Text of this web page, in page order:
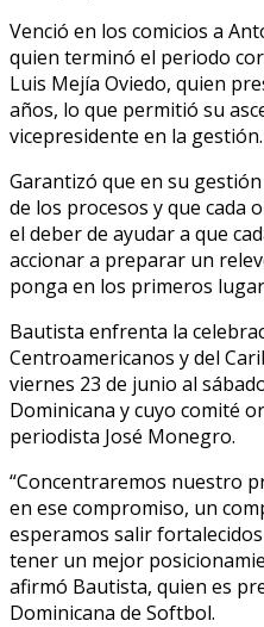
Venció en los comicios a
quien terminó el periodo
Luis Mejía Oviedo, quien
años, lo que permitió su
vicepresidente en la gestión.
Garantizó que en su
de los procesos y que cada
el deber de ayudar a que
accionar a preparar un
ponga en los primeros
Bautista enfrenta la
Centroamericanos y del
viernes 23 de junio al
Dominicana y cuyo comité
periodista José Monegro.
“Concentraremos nuestro
en ese compromiso, un
esperamos salir
tener un mejor
afirmó Bautista, quien es
Dominicana de Softbol.